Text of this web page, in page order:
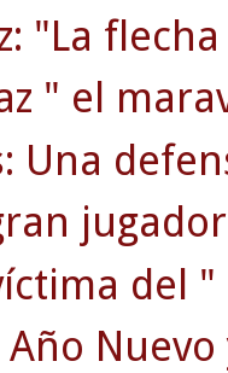
"La
" el
Una
del